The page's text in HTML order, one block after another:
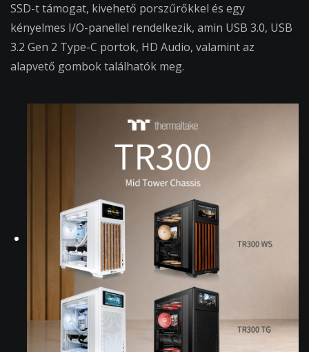
SSD-t támogat, kivehető porszűrőkkel és egy
kényelmes I/O-panellel rendelkezik, amin USB 3.0, USB
3.2 Gen 2 Type-C portok, HD Audio, valamint az
alapvető gombok találhatók meg.